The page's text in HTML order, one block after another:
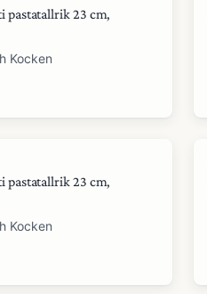
pastatallrik 23 cm,
Kocken
pastatallrik 23 cm,
Kocken